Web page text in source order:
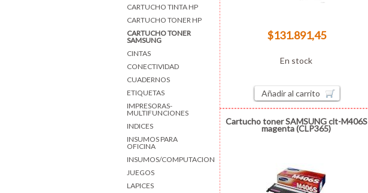
CARTUCHO TINTA HP
CARTUCHO TONER HP
CARTUCHO TONER
SAMSUNG
CINTAS
CONECTIVIDAD
CUADERNOS
ETIQUETAS
IMPRESORAS-
MULTIFUNCIONES
INDICES
INSUMOS PARA
OFICINA
INSUMOS/COMPUTACION
JUEGOS
LAPICES
$131.891,45
En stock
Añadir al carrito
Cartucho toner SAMSUNG clt-M406S
magenta (CLP365)